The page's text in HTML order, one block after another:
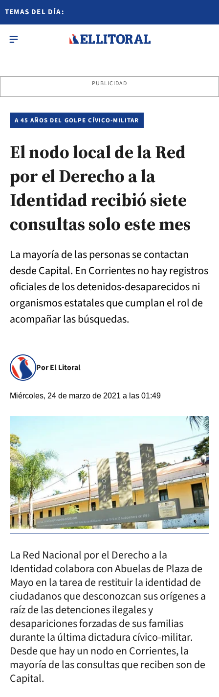
TEMAS DEL DÍA:
PUBLICIDAD
A 45 AÑOS DEL GOLPE CÍVICO-MILITAR
El nodo local de la Red
por el Derecho a la
Identidad recibió siete
consultas solo este mes
La mayoría de las personas se contactan
desde Capital. En Corrientes no hay registros
oficiales de los detenidos-desaparecidos ni
organismos estatales que cumplan el rol de
acompañar las búsquedas.
Por El Litoral
Miércoles, 24 de marzo de 2021 a las 01:49
La Red Nacional por el Derecho a la
Identidad colabora con Abuelas de Plaza de
Mayo en la tarea de restituir la identidad de
ciudadanos que desconozcan sus orígenes a
raíz de las detenciones ilegales y
desapariciones forzadas de sus familias
durante la última dictadura cívico-militar.
Desde que hay un nodo en Corrientes, la
mayoría de las consultas que reciben son de
Capital.